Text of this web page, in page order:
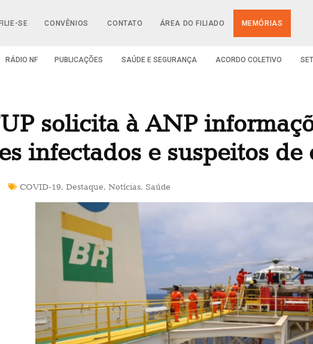
FILIE-SE CONVÊNIOS CONTATO ÁREA DO FILIADO MEMÓRIAS
RÁDIO NF PUBLICAÇÕES SAÚDE E SEGURANÇA ACORDO COLETIVO
solicita à ANP
infectados e suspeitos de
COVID-19, Destaque, Notícias, Saúde